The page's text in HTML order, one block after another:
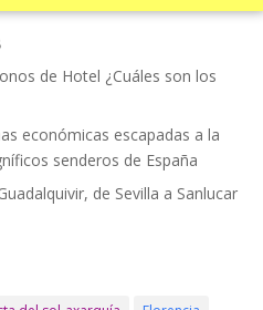
de Hotel ¿Cuáles son los
económicas escapadas a la
senderos de España
de Sevilla a Sanlucar